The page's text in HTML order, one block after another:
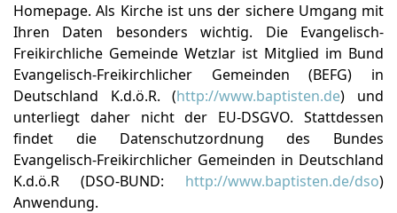
Homepage. Als Kirche ist uns der sichere Umgang mit
Ihren Daten besonders wichtig. Die Evangelisch-
Freikirchliche Gemeinde Wetzlar ist Mitglied im Bund
Evangelisch-Freikirchlicher Gemeinden (BEFG) in
Deutschland K.d.ö.R. (http://www.baptisten.de) und
unterliegt daher nicht der EU-DSGVO. Stattdessen
findet die Datenschutzordnung des Bundes
Evangelisch-Freikirchlicher Gemeinden in Deutschland
K.d.ö.R (DSO-BUND: http://www.baptisten.de/dso)
Anwendung.